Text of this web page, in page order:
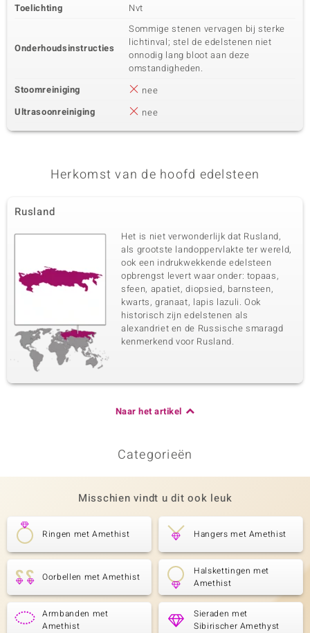
Toelichting Nvt
Onderhoudsinstructies
Sommige stenen vervagen bij sterke
lichtinval; stel de edelstenen niet
onnodig lang bloot aan deze
omstandigheden.
Stoomreiniging
nee
Ultrasoonreiniging
nee
Herkomst van de hoofd edelsteen
Rusland
Het is niet verwonderlijk dat Rusland,
als grootste landoppervlakte ter wereld,
ook een indrukwekkende edelsteen
opbrengst levert waar onder: topaas,
sfeen, apatiet, diopsied, barnsteen,
kwarts, granaat, lapis lazuli. Ook
historisch zijn edelstenen als
alexandriet en de Russische smaragd
kenmerkend voor Rusland.
Naar het artikel
Categorieën
Misschien vindt u dit ook leuk
Ringen met Amethist Hangers met Amethist
Oorbellen met Amethist
Halskettingen met
Amethist
Armbanden met
Amethist
Sieraden met
Sibirischer Amethyst